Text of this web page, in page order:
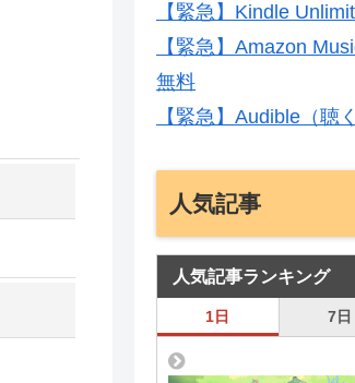
【緊急】Kindle
【緊急】Amazon
無料
【緊急】Audible（聴
人気記事
人気記事ランキング
1日 7日